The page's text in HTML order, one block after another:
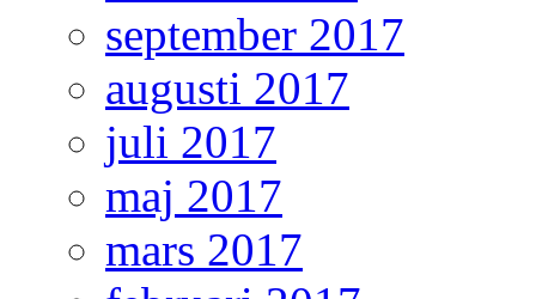
september 2017
augusti 2017
juli 2017
maj 2017
mars 2017